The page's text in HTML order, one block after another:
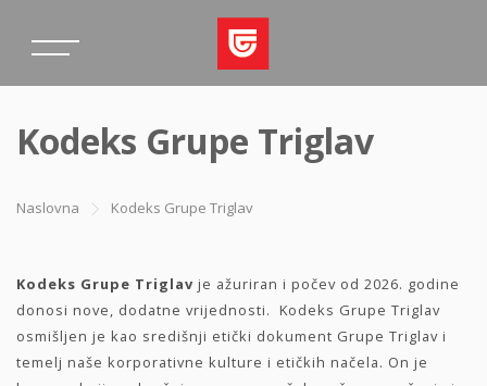
Kodeks Grupe Triglav
Naslovna Kodeks Grupe Triglav
Kodeks Grupe Triglav je ažuriran i počev od 2026. godine
donosi nove, dodatne vrijednosti. Kodeks Grupe Triglav
osmišljen je kao središnji etički dokument Grupe Triglav i
temelj naše korporativne kulture i etičkih načela. On je